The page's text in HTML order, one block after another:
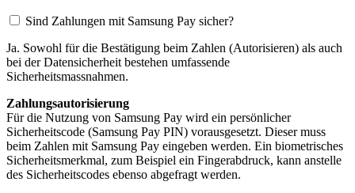
Sind Zahlungen mit Samsung Pay sicher?
Ja. Sowohl für die Bestätigung beim Zahlen (Autorisieren) als auch
bei der Datensicherheit bestehen umfassende
Sicherheitsmassnahmen.
Zahlungsautorisierung
Für die Nutzung von Samsung Pay wird ein persönlicher
Sicherheitscode (Samsung Pay PIN) vorausgesetzt. Dieser muss
beim Zahlen mit Samsung Pay eingeben werden. Ein biometrisches
Sicherheitsmerkmal, zum Beispiel ein Fingerabdruck, kann anstelle
des Sicherheitscodes ebenso abgefragt werden.